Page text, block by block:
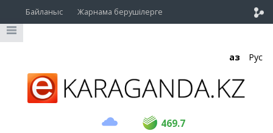
Байланыс Жарнама берушілерге
Қаз Рус
469.7
USD 468.7 469.7